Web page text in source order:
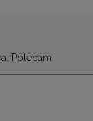
Polecam